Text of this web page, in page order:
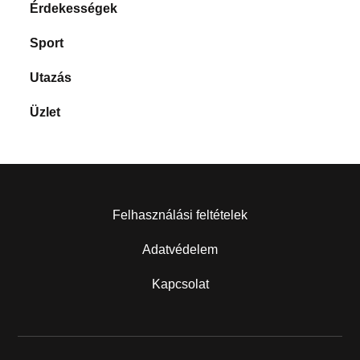
Érdekességek
Sport
Utazás
Üzlet
Felhasználási feltételek
Adatvédelem
Kapcsolat